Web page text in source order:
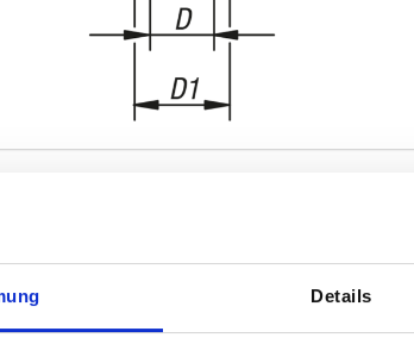
Details